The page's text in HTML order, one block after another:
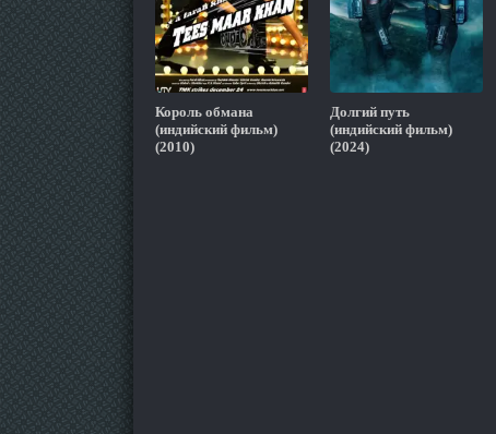
Король обмана
(индийский фильм)
(2010)
Долгий путь
(индийский фильм)
(2024)